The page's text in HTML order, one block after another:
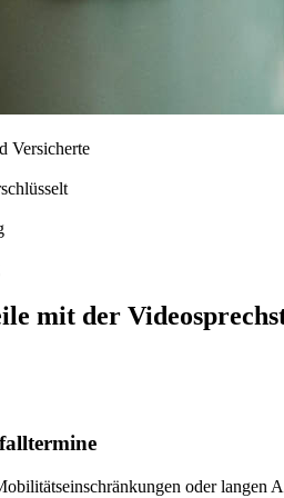
Versicherte
mit der
oder langen